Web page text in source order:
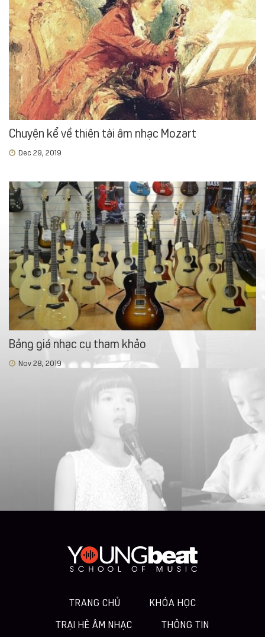
Chuyện kể về thiên tài âm nhạc Mozart
Dec 29, 2019
Bảng giá nhạc cụ tham khảo
Nov 28, 2019
TRANG CHỦ
KHÓA HỌC
TRẠI HÈ ÂM NHẠC
THÔNG TIN